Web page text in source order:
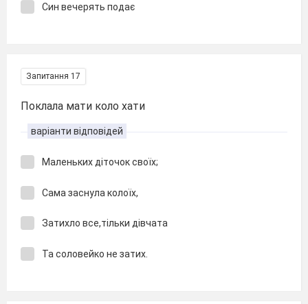
Син вечерять подає
Запитання 17
Поклала мати коло хати
варіанти відповідей
Маленьких діточок своїх;
Сама заснула колоїх,
Затихло все,тільки дівчата
Та соловейко не затих.